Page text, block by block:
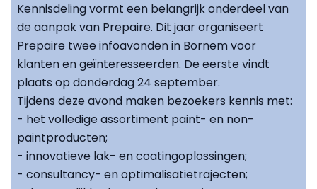
Kennisdeling vormt een belangrijk onderdeel van
de aanpak van Prepaire. Dit jaar organiseert
Prepaire twee infoavonden in Bornem voor
klanten en geïnteresseerden. De eerste vindt
plaats op donderdag 24 september.
Tijdens deze avond maken bezoekers kennis met:
- het volledige assortiment paint- en non-
paintproducten;
- innovatieve lak- en coatingoplossingen;
- consultancy- en optimalisatietrajecten;